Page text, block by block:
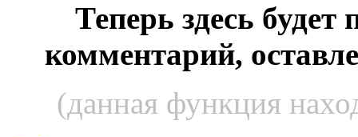
Теперь здесь будет
комментарий,
(данная функция